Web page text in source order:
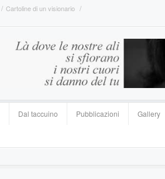
Cartoline di un visionario
Dal taccuino Pubblicazioni Gallery